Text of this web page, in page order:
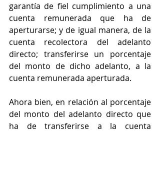
garantía de fiel cumplimiento a una
cuenta remunerada que ha de
aperturarse; y de igual manera, de la
cuenta recolectora del adelanto
directo; transferirse un porcentaje
del monto de dicho adelanto, a la
cuenta remunerada aperturada.
Ahora bien, en relación al porcentaje
del monto del adelanto directo que
ha de transferirse a la cuenta